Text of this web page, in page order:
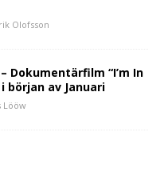
Olofsson
Dokumentärfilm “I’m In
början av Januari
Lööw